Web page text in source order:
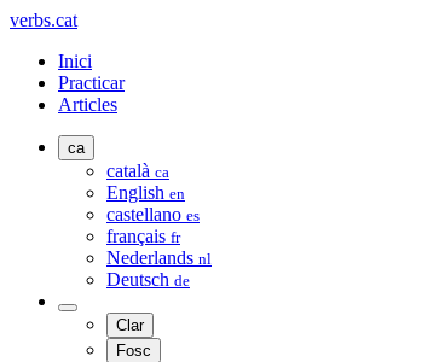
verbs.cat
Inici
Practicar
Articles
ca
català ca
English en
castellano es
français fr
Nederlands nl
Deutsch de
Clar
Fosc